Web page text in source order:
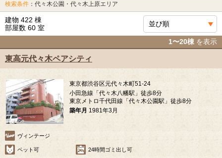
検索条件 ：代々木公園・代々木上原エリア
建物 422 棟
部屋数 60 室
1〜20棟 を表示
東高元代々木ペアシティ
東京都渋谷区元代々木町51-24
小田急線「代々木八幡駅」徒歩8分
東京メトロ千代田線「代々木公園駅」徒歩8分
築年月 1981年3月
ヴィンテージ
ペット可 24時間ゴミ出し可